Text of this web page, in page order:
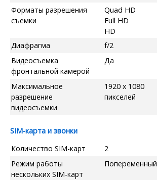
Форматы разрешения
съемки
Quad HD
Full HD
HD
Диафрагма
f/2
Видеосъемка
фронтальной камерой
Да
Максимальное
разрешение
видеосъемки
1920 x 1080
пикселей
SIM-карта и звонки
Количество SIM-карт
2
Режим работы
нескольких SIM-карт
Попеременный